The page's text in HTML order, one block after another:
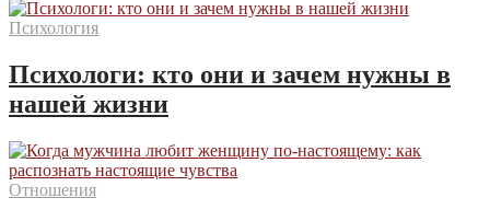
Психология
Психологи: кто они и зачем нужны в
нашей жизни
Отношения